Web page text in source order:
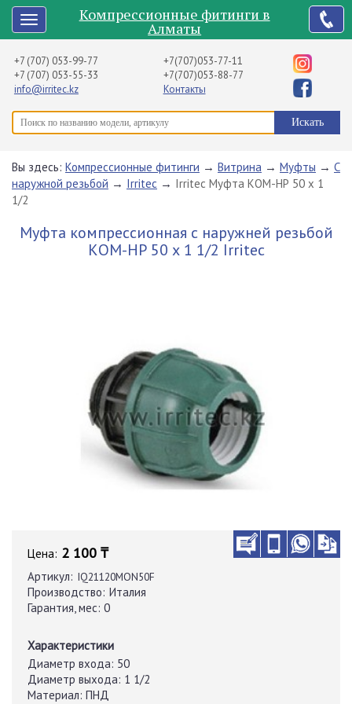
Компрессионные фитинги в
Алматы
+7 (707) 053-99-77
+7 (707) 053-55-33
info@irritec.kz
+7(707)053-77-11
+7(707)053-88-77
Контакты
Вы здесь: Компрессионные фитинги → Витрина → Муфты → С
наружной резьбой → Irritec → Irritec Муфта КОМ-НР 50 х 1
1/2
Муфта компрессионная с наружней резьбой
КОМ-НР 50 х 1 1/2 Irritec
Цена: 2 100 ₸
Артикул: IQ21120MON50F
Производство: Италия
Гарантия, мес: 0
Характеристики
Диаметр входа: 50
Диаметр выхода: 1 1/2
Материал: ПНД